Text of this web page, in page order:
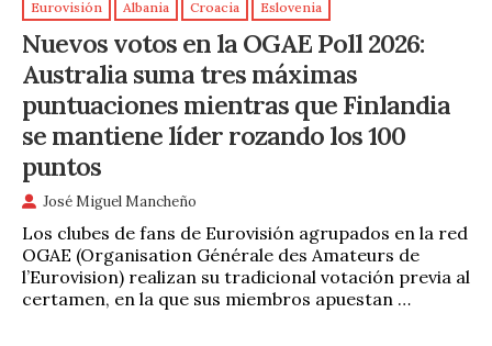
Eurovisión Albania Croacia Eslovenia
Nuevos votos en la OGAE Poll 2026:
Australia suma tres máximas
puntuaciones mientras que Finlandia
se mantiene líder rozando los 100
puntos
José Miguel Mancheño
Los clubes de fans de Eurovisión agrupados en la red
OGAE (Organisation Générale des Amateurs de
l’Eurovision) realizan su tradicional votación previa al
certamen, en la que sus miembros apuestan …